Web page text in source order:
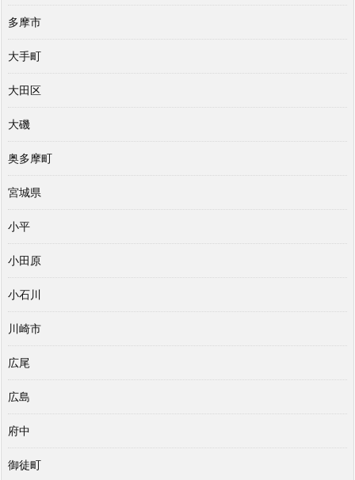
多摩市
大手町
大田区
大磯
奥多摩町
宮城県
小平
小田原
小石川
川崎市
広尾
広島
府中
御徒町